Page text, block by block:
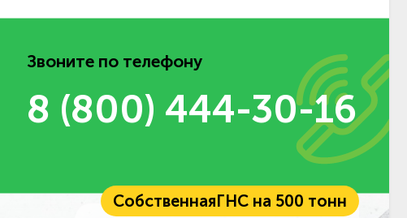
Звоните по телефону
8 (800) 444-30-16
СобственнаяГНС на 500 тонн